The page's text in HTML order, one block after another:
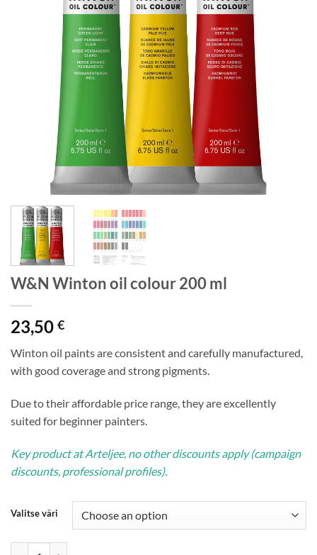
W&N Winton oil colour 200 ml
23,50 €
Winton oil paints are consistent and carefully manufactured,
with good coverage and strong pigments.
Due to their affordable price range, they are excellently
suited for beginner painters.
Key product at Arteljee, no other discounts apply (campaign
discounts, professional profiles).
Valitse väri